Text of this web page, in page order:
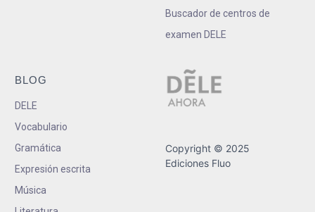
Buscador de centros de
examen DELE
BLOG
DELE
Vocabulario
Gramática
Expresión escrita
Música
Copyright © 2025
Ediciones Fluo